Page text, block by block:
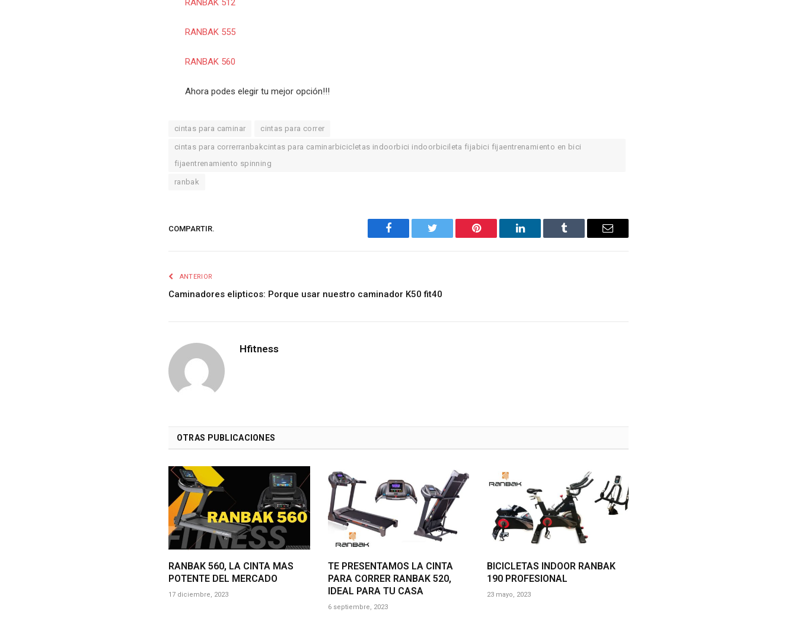
RANBAK 512
RANBAK 555
RANBAK 560
Ahora podes elegir tu mejor opción!!!
cintas para caminar cintas para correr
cintas para correrranbakcintas para caminarbicicletas indoorbici indoorbicileta fijabici fijaentrenamiento en bici
fijaentrenamiento spinning
ranbak
COMPARTIR.
Facebook Twitter Pinterest LinkedIn Tumblr Email
ANTERIOR
Caminadores elipticos: Porque usar nuestro caminador K50 fit40
Hfitness
OTRAS PUBLICACIONES
RANBAK 560, LA CINTA MAS
POTENTE DEL MERCADO
17 diciembre, 2023
TE PRESENTAMOS LA CINTA
PARA CORRER RANBAK 520,
IDEAL PARA TU CASA
6 septiembre, 2023
BICICLETAS INDOOR RANBAK
190 PROFESIONAL
23 mayo, 2023